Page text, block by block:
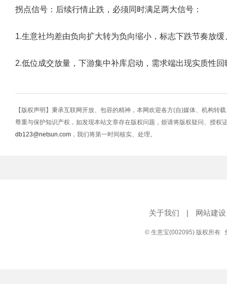
拐点信号：后续行情止跌，必须同时满足两大信号：
1.生意社均差由负向扩大转为负向缩小，标志下跌节奏放
2.低位成交放量，下游集中补库启动，需求端出现实质性回
【版权声明】秉承互联网开放、包容的精神，本网欢迎各方(自)媒体、机构转
尊重与保护知识产权，如发现本站文章存在版权问题，烦请将版权疑问、授权
db123@netsun.com ，我们将第一时间核实、处理。
关于我们 | 网站建设
© 生意宝(002095) 版权所有